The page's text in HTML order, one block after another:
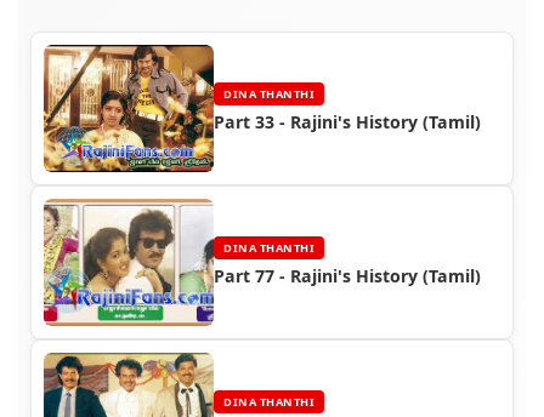
DINA THANTHI
Part 33 - Rajini's History (Tamil)
DINA THANTHI
Part 77 - Rajini's History (Tamil)
DINA THANTHI